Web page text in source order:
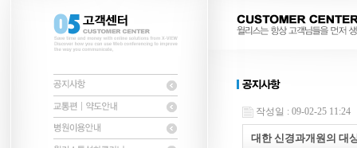
작성일 : 09-02-25 11:24
대한 신경과개원의 대